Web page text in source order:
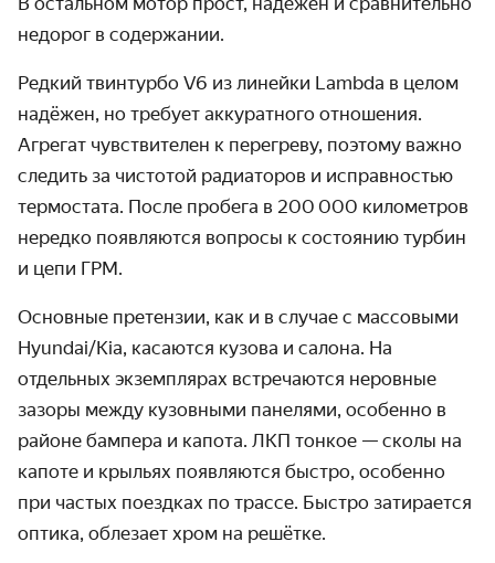
недорог в содержании.
Редкий твинтурбо V6 из линейки Lambda в целом
надёжен, но требует аккуратного отношения.
Агрегат чувствителен к перегреву, поэтому важно
следить за чистотой радиаторов и исправностью
термостата. После пробега в 200 000 километров
нередко появляются вопросы к состоянию турбин
и цепи ГРМ.
Основные претензии, как и в случае с массовыми
Hyundai/Kia, касаются кузова и салона. На
отдельных экземплярах встречаются неровные
зазоры между кузовными панелями, особенно в
районе бампера и капота. ЛКП тонкое — сколы на
капоте и крыльях появляются быстро, особенно
при частых поездках по трассе. Быстро затирается
оптика, облезает хром на решётке.